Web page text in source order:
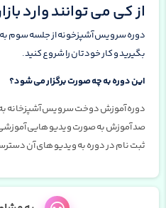
از کی می توانند وارد
دوره سرویس آشپزخونه از جلسه سوم
بگیرید و کار خودتان را شروع کنید.
این دوره به چه صورت برگزار می شود؟
دوره آموزش دوخت سرویس آشپزخانه
صد آموزش به صورت ویدیو هایی
ثبت نام در دوره به ویدیو های آن